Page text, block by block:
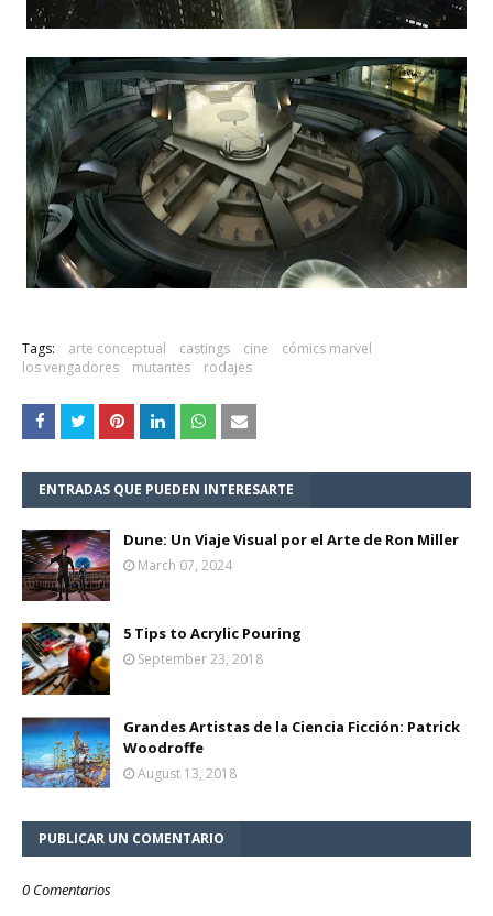
Tags: arte conceptual castings cine
cómics marvel
los vengadores
mutantes rodajes
ENTRADAS QUE PUEDEN INTERESARTE
Dune: Un Viaje Visual por el Arte de Ron Miller
March 07, 2024
5 Tips to Acrylic Pouring
September 23, 2018
Grandes Artistas de la Ciencia Ficción: Patrick
Woodroffe
August 13, 2018
PUBLICAR UN COMENTARIO
0 Comentarios